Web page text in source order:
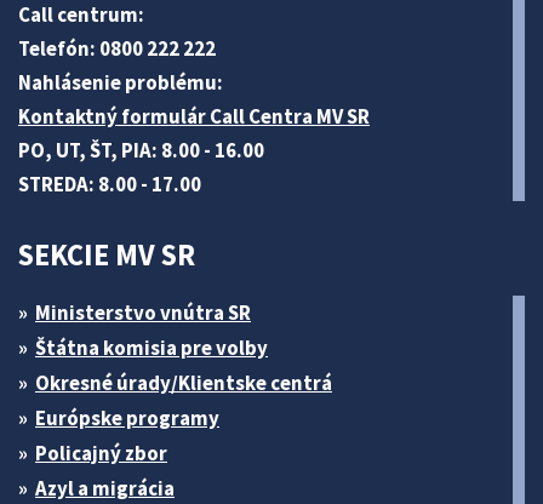
Call centrum:
Telefón: 0800 222 222
Nahlásenie problému:
Kontaktný formulár Call Centra MV SR
PO, UT, ŠT, PIA: 8.00 - 16.00
STREDA: 8.00 - 17.00
SEKCIE MV SR
Ministerstvo vnútra SR
Štátna komisia pre volby
Okresné úrady/Klientske centrá
Európske programy
Policajný zbor
Azyl a migrácia